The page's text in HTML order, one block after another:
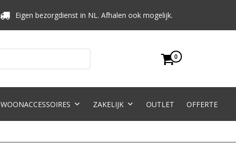
Eigen bezorgdienst in NL. Afhalen ook mogelijk.
0
WOONACCESSOIRES ZAKELIJK OUTLET OFFERTE